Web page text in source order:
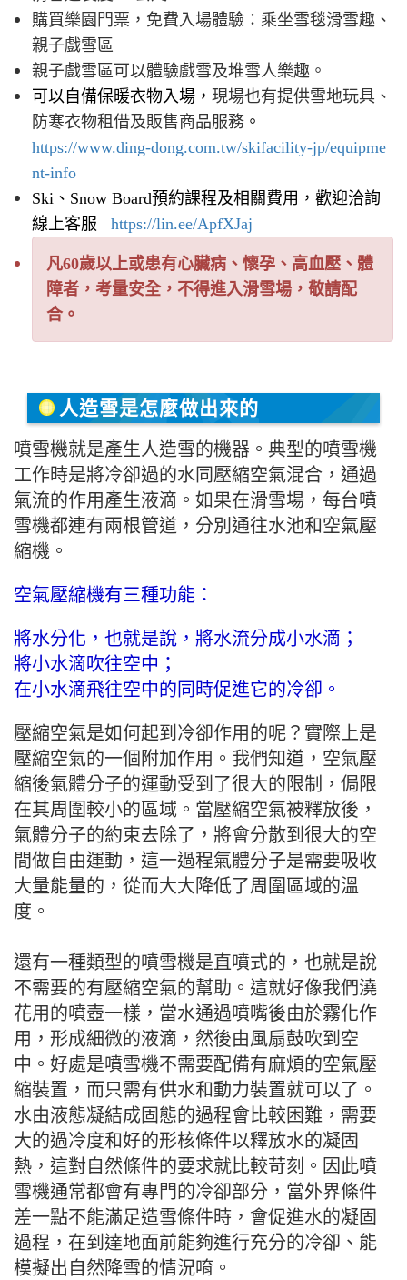
購買樂園門票，免費入場體驗：乘坐雪毯滑雪趣、
親子戲雪區
親子戲雪區可以體驗戲雪及堆雪人樂趣。
可以自備保暖衣物入場， 現場也有提供雪地玩具、
防寒衣物租借及販售商品服務 。
https://www.ding-dong.com.tw/skifacility-jp/equipme
nt-info
Ski、Snow Board預約課程及相關費用，歡迎洽詢
線上客服 https://lin.ee/ApfXJaj
凡60歲以上或患有心臟病、懷孕、高血壓、體
障者，考量安全，不得進入滑雪場，敬請配
合。
人造雪是怎麼做出來的
噴雪機就是產生人造雪的機器。典型的噴雪機
工作時是將冷卻過的水同壓縮空氣混合，通過
氣流的作用產生液滴。如果在滑雪場，每台噴
雪機都連有兩根管道，分別通往水池和空氣壓
縮機。
空氣壓縮機有三種功能：
將水分化，也就是說，將水流分成小水滴；
將小水滴吹往空中；
在小水滴飛往空中的同時促進它的冷卻。
壓縮空氣是如何起到冷卻作用的呢？實際上是
壓縮空氣的一個附加作用。我們知道，空氣壓
縮後氣體分子的運動受到了很大的限制，侷限
在其周圍較小的區域。當壓縮空氣被釋放後，
氣體分子的約束去除了，將會分散到很大的空
間做自由運動，這一過程氣體分子是需要吸收
大量能量的，從而大大降低了周圍區域的溫
度。
還有一種類型的噴雪機是直噴式的，也就是說
不需要的有壓縮空氣的幫助。這就好像我們澆
花用的噴壺一樣，當水通過噴嘴後由於霧化作
用，形成細微的液滴，然後由風扇鼓吹到空
中。好處是噴雪機不需要配備有麻煩的空氣壓
縮裝置，而只需有供水和動力裝置就可以了。
水由液態凝結成固態的過程會比較困難，需要
大的過冷度和好的形核條件以釋放水的凝固
熱，這對自然條件的要求就比較苛刻。因此噴
雪機通常都會有專門的冷卻部分，當外界條件
差一點不能滿足造雪條件時，會促進水的凝固
過程，在到達地面前能夠進行充分的冷卻、能
模擬出自然降雪的情況唷。